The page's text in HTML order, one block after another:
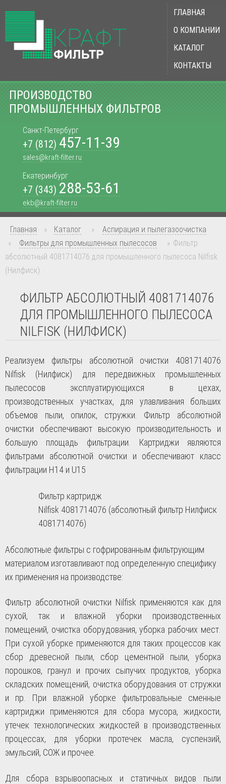
ПРОИЗВОДСТВО
ПРОМЫШЛЕННЫХ ФИЛЬТРОВ
Санкт-Петербург
+7 (812) 457-11-39
sales@kraft-filter.ru
Екатеринбург
+7 (343) 288-53-61
ekb@kraft-filter.ru
ГЛАВНАЯ
О КОМПАНИИ
КАТАЛОГ
КОНТАКТЫ
Главная » Каталог »
Аспирация и пылегазоочистка
»
Фильтры для промышленных пылесосов » Фильтр
абсолютный 4081714076 для промышленного пылесоса Nilfisk
(Нилфиск)
ФИЛЬТР АБСОЛЮТНЫЙ 4081714076
ДЛЯ ПРОМЫШЛЕННОГО ПЫЛЕСОСА
NILFISK (НИЛФИСК)
Реализуем фильтры абсолютной очистки 4081714076
Nilfisk (Нилфиск) для передвижных промышленных
пылесосов эксплуатирующихся в цехах,
производственных участках, для улавливания больших
объемов пыли, опилок, стружки. Фильтр абсолютной
очистки обеспечивают высокую производительность и
большую площадь фильтрации. Картриджи являются
фильтрами абсолютной очистки и обеспечивают класс
фильтрации H14 и U15
Фильтр картридж
Nilfisk 4081714076 (абсолютный фильтр Нилфиск
4081714076)
Абсолютные фильтры с гофрированным фильтрующим
материалом изготавливают под определенную специфику
их применения на производстве:
Фильтр абсолютной очистки Nilfisk применяются как для
сухой, так и влажной уборки производственных
помещений, очистка оборудования, уборка рабочих мест.
При сухой уборке применяются для таких процессов как
сбор древесной пыли, сбор цементной пыли, уборка
порошков, гранул и прочих сыпучих продуктов, уборка
складских помещений, очистка оборудования от стружки
и пр. При влажной уборке фильтровальные сменные
картриджи применяются для сбора мусора, жидкости,
утечек технологических жидкостей в производственных
процессах, для уборки протечек масла, суспензий,
эмульсий, СОЖ и прочее.
Для сбора взрывоопасных и статичных видов пыли